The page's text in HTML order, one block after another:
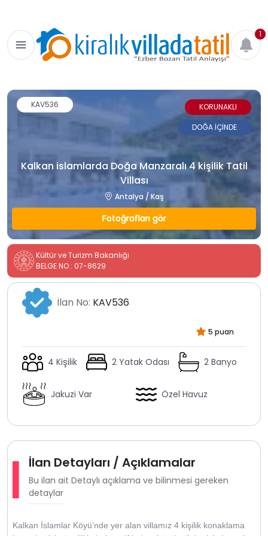
1
Kalkan islamlarda Doğa Manzaralı 4 kişilik Tatil
Villası
Antalya / Kaş
Fotoğrafları gör
KAV536
KORUNAKLI
DOĞA İÇİNDE
Kültür ve Turizm Bakanlığı
BELGE NO : 07-8629
İlan No: KAV536
5 puan
4 Kişilik 2 Yatak Odası 2 Banyo
Jakuzi Var Özel Havuz
İlan Detayları / Açıklamalar
Bu ilan ait Detaylı açıklama ve bilinmesi gereken
detaylar
Kalkan İslamlar Köyü’nde yer alan villamız 4 kişilik konaklama